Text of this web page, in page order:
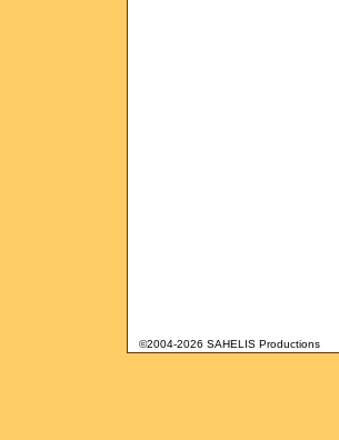
©2004-2026 SAHELIS Productions